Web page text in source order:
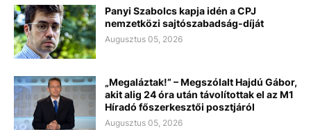
Panyi Szabolcs kapja idén a CPJ
nemzetközi sajtószabadság-díját
Augusztus 05, 2026
„Megaláztak!” – Megszólalt Hajdú Gábor,
akit alig 24 óra után távolítottak el az M1
Híradó főszerkesztői posztjáról
Augusztus 05, 2026